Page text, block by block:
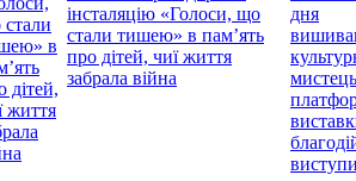
інсталяцію «Голоси, що
стали тишею» в пам’ять
про дітей, чиї життя
забрала війна